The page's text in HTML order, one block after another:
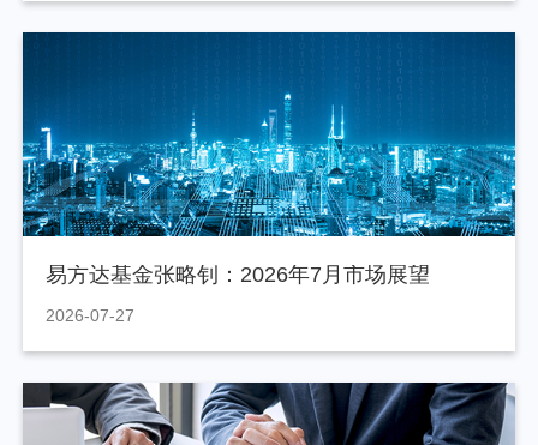
易方达基金张略钊：2026年7月市场展望
2026-07-27